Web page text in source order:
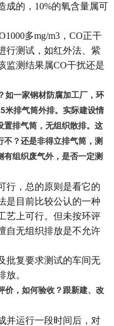
成的，10%的氧含量属可
多mg/m3，CO正干
行测试，如红外法、紫
监测结果属CO干扰还是
如一家钢材防腐加工厂，环
米排气筒外排。实际建设情
置排气筒，无组织散排。这
？还是非得立排气筒，测
组织废气外，是否一定测
行，总的原则是看它的
是目前比较公认的一种
艺上可行。但未按环评
自无组织排放是不允许
批复要求测试的车间无
放。
价，如何验收？跟新建、改
并运行一段时间后，对